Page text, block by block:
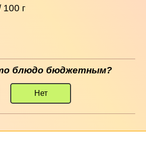
100 г
блюдо бюджетным?
Нет